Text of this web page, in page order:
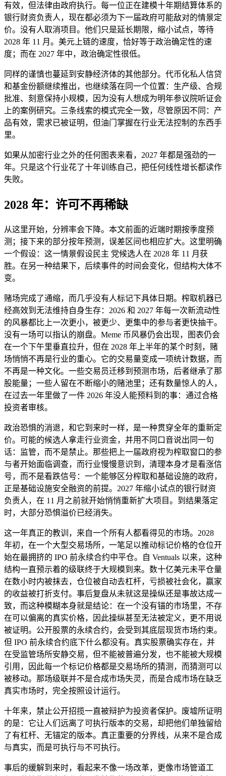
有效，但法律由政府执行。每一位正在建模十年期结算体系的
银行财资负责人，现在都必须为下一届政府可能敌对的情景定
价。没有人取消项目。他们只是延长期限，缩小试点，等待
2028 年 11 月。美元上链的速度，恰好等于政治确定性的速
度；而在 2027 年中，政治确定性很低。
同样的谨慎也蔓延到安静经济体的其他部分。代币化私人信贷
和基金份额继续推出，也继续落在同一个位置：生产级、合规
批准、刻意保持小规模，因为没有人想成为明年参议院听证会
上的案例研究。三条线索的模式完全一致，尽管原因不同：产
品有效，需求已被证明，但油门掌握在行业无法控制的东西手
里。
如果从加密行业之外的任何图表来看，2027 年都是强劲的一
年。只是这个行业花了十年训练自己，把任何线性增长都读作
失败。
2028 年：许可不再稀缺
从这里开始，分辨率会下降。本文前面的近端时期按季度预
测；接下来的部分按年预测，误差区间也相应扩大。这里明确
一个假设：这一情景假设民主 党候选人在 2028 年 11 月获
胜。在另一种结果下，后续事件的时间会变化，但结构大体不
变。
赌场完成了通缩，而几乎没有人标记下具体日期。榨取机器已
经高效到无法维持自身生存：2026 和 2027 年每一次新流动性
的风暴都比上一次更小，被更少、更集中的参与者更快抽干。
没有一场可以指认的崩盘。Meme 币风暴仍会出现，图表仍会
在一个下午里垂直拉升，但在 2028 年上半年的某个时刻，赌
场悄悄不再是行业的重心。它的交易量变成一项统计数据，而
不再是一种文化。一些交易员迁移到预测市场，后者继承了那
股能量；一些人留在不断缩小的赌池里；还有数量惊人的人，
在过去一年里做了一件 2026 年没人能预料到的事：通过合格
投资者审核。
政治恐惧的消退，和它到来时一样，是一种贯穿全年的重新定
价。可能的候选人拿走行业资金，并用不同口音说出同一句
话：监管，而不是禁止。那些把上一届政府视为榨取窗口的参
与者开始面临调查，而行业慢慢意识到，清理本身才是看涨信
号，而不是看跌信号：一个能够区分榨取和基础设施的政府，
正是基础设施安全融资的前提。2027 年缩小试点的银行财资
负责人，在 11 月之前就开始悄悄重新扩大项目。到结果落定
时，大部分恐惧溢价已经消失。
这一年真正的教训，来自一个所有人都看得见的市场。2028
年初，在一个大型交易场所，一笔足以推动标记价格的仓位开
始在最拥挤的 IPO 前永续合约中平仓。自 Ventuals 以来，这种
结构一直预示着的级联终于大规模到来。数十亿美元未平仓量
在数小时内被抹去，仓位被自动去杠杆，亏损被社会化，赢家
的收益被打折支付。事后复盘从未就这是操纵还是事故达成一
致，而这种模糊本身就是结论：在一个没有锚的市场里，不存
在可以偏离的真实价格，因此操纵甚至无法被定义，更不用说
被证明。公开股票的永续合约，会受到其底层现货市场约束。
但 IPO 前永续合约底下什么都没有。真实股票确实存在，并
在受监管场所安静交易，但不能被普遍分发，也不能被大规模
引用，因此每一个标记价格都是交易场所的猜测，而猜测可以
被移动。那场级联并不是合成市场失灵，而是合成市场在缺乏
真实市场时，完全按照设计运行。
十年来，禁止公开招揽一直被辩护为投资者保护。废墟所证明
的是：它让人们远离了可执行版本的交易，却把他们单独留给
了有杠杆、无锚定的版本。真正重要的分界线，从来不是合成
与真实，而是可执行与不可执行。
事后的缓解到来时，看起来不像一场改革，更像市场管道工